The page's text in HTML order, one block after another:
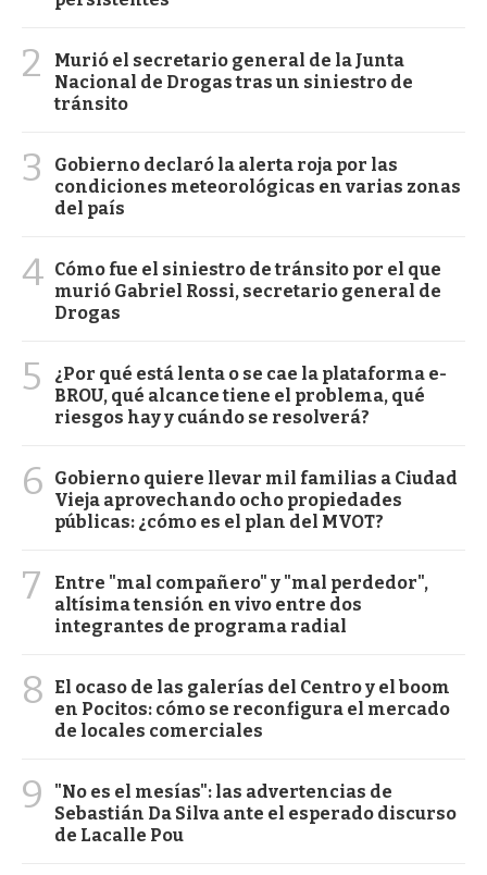
2
Murió el secretario general de la Junta
Nacional de Drogas tras un siniestro de
tránsito
3
Gobierno declaró la alerta roja por las
condiciones meteorológicas en varias zonas
del país
4 Cómo fue el siniestro de tránsito por el que
murió Gabriel Rossi, secretario general de
Drogas
5
¿Por qué está lenta o se cae la plataforma e-
BROU, qué alcance tiene el problema, qué
riesgos hay y cuándo se resolverá?
6
Gobierno quiere llevar mil familias a Ciudad
Vieja aprovechando ocho propiedades
públicas: ¿cómo es el plan del MVOT?
7
Entre "mal compañero" y "mal perdedor",
altísima tensión en vivo entre dos
integrantes de programa radial
8
El ocaso de las galerías del Centro y el boom
en Pocitos: cómo se reconfigura el mercado
de locales comerciales
9
"No es el mesías": las advertencias de
Sebastián Da Silva ante el esperado discurso
de Lacalle Pou